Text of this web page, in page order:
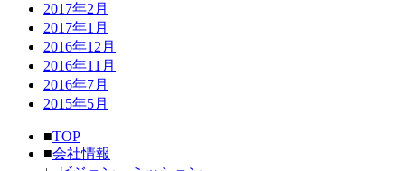
2017年2月
2017年1月
2016年12月
2016年11月
2016年7月
2015年5月
■TOP
■会社情報